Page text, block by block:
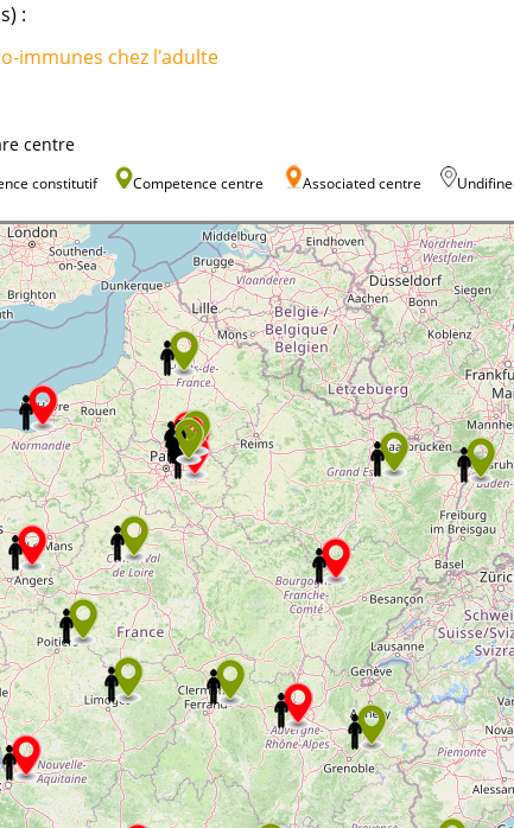
:
immunes chez l'adulte
centre
constitutif Competence centre Associated centre